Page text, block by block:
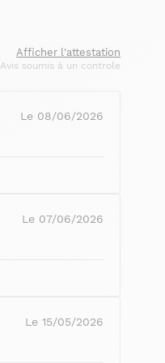
Afficher l'attestation
Avis soumis à un controle
Le 08/06/2026
Le 07/06/2026
Le 15/05/2026